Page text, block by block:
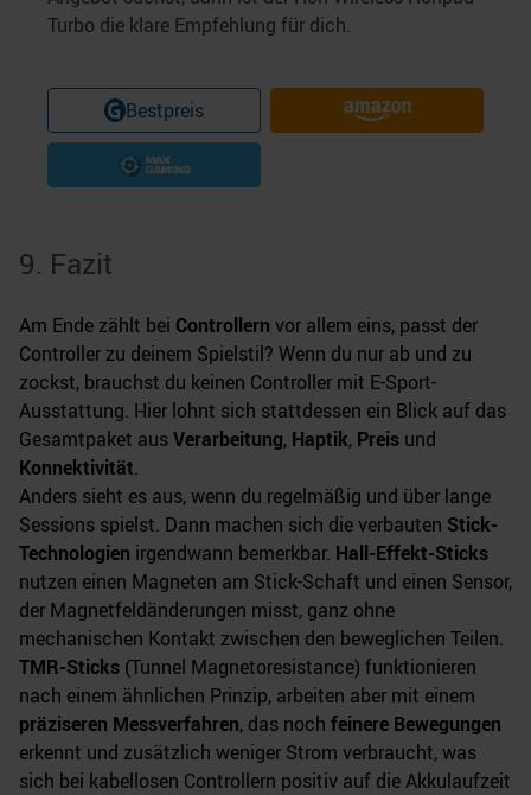
Turbo die klare Empfehlung für dich.
Bestpreis
9. Fazit
Am Ende zählt bei Controllern vor allem eins, passt der
Controller zu deinem Spielstil? Wenn du nur ab und zu
zockst, brauchst du keinen Controller mit E-Sport-
Ausstattung. Hier lohnt sich stattdessen ein Blick auf das
Gesamtpaket ausVerarbeitung, Haptik, Preis und
Konnektivität.
Anders sieht es aus, wenn du regelmäßig und über lange
Sessions spielst. Dann machen sich die verbauten Stick-
Technologien irgendwann bemerkbar. Hall-Effekt-Sticks
nutzen einen Magneten am Stick-Schaft und einen Sensor,
der Magnetfeldänderungen misst, ganz ohne
mechanischen Kontakt zwischen den beweglichen Teilen.
TMR-Sticks (Tunnel Magnetoresistance) funktionieren
nach einem ähnlichen Prinzip, arbeiten aber mit einem
präziseren Messverfahren, das noch feinere Bewegungen
erkennt und zusätzlich weniger Strom verbraucht, was
sich bei kabellosen Controllern positiv auf die Akkulaufzeit